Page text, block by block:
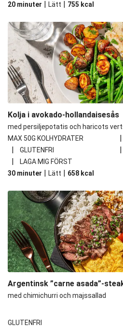
20 minuter | Lätt | 755 kcal
Kolja i avokado-hollandaisesås
med persiljepotatis och haricots
MAX 50G KOLHYDRATER
|
| GLUTENFRI |
|
LAGA MIG FÖRST
30 minuter | Lätt | 658 kcal
Argentinsk ”carne asada”-
med chimichurri och majssallad
GLUTENFRI